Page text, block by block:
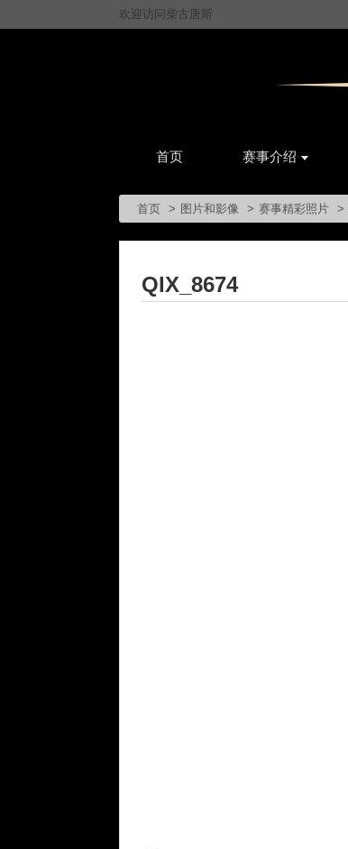
欢迎访问柴古唐斯
首页 赛事介绍
首页 图片和影像 赛事精彩照片
QIX_8674